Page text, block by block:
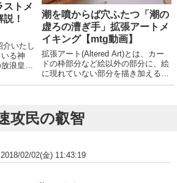
ストメ
！
介いたし
る神
浪皇で
をアッ
潮を噴からば穴ふたつ「潮の
虚ろの漕ぎ手」拡張アートメ
イキング【mtg動画】
拡張アート(Altered Art)とは、カー
ドの枠部分など絵以外の部分に、絵
に現れていない部分を描き加えるこ
と。または、そのような加工が施さ
ードは認定大会で使用できるが、そ
の...
攻民の叡智
02/02(金) 11:43:19